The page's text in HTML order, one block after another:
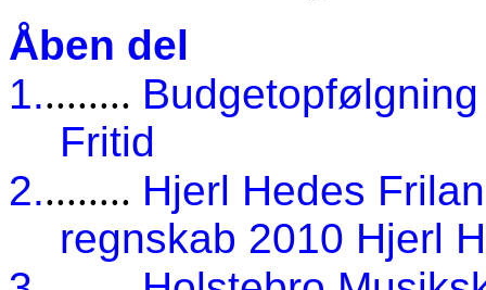
Åben del
1.........
Fritid
2......... Hjerl Hedes
regnskab 2010 Hjerl